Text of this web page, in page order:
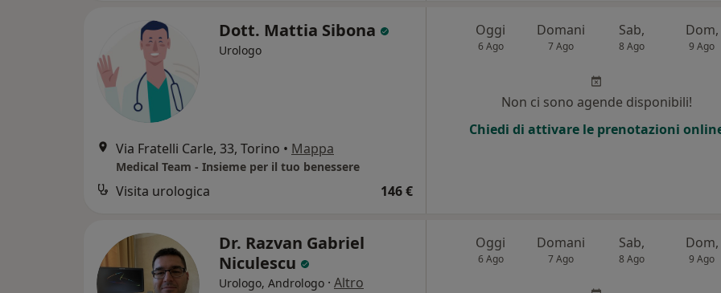
Dott. Mattia Sibona
Urologo
Via Fratelli Carle, 33, Torino • Mappa
Medical Team - Insieme per il tuo benessere
Visita urologica 146 €
Oggi
6 Ago
Domani
7 Ago
Sab,
8 Ago
Dom,
9 Ago
Non ci sono agende disponibili!
Chiedi di attivare le prenotazioni
Dr. Razvan Gabriel
Niculescu
Urologo, Andrologo · Altro
Oggi
6 Ago
Domani
7 Ago
Sab,
8 Ago
Dom,
9 Ago